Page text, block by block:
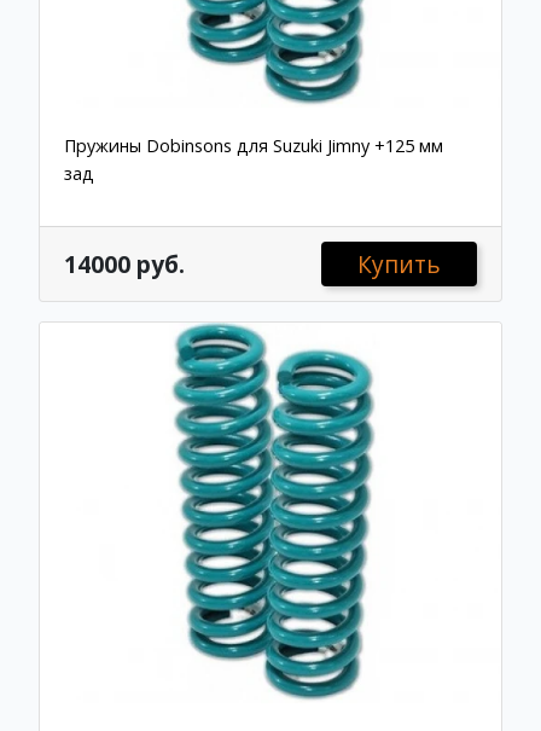
Пружины Dobinsons для Suzuki Jimny +125 мм
зад
14000 руб. Купить